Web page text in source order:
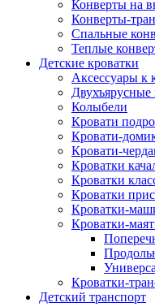
Конверты на
Конверты-
Спальные
Теплые
Детские кроватки
Аксессуары к
Двухъярусные
Колыбели
Кровати
Кровати-
Кровати-
Кроватки
Кроватки
Кроватки
Кроватки-
Кроватки-
Кроватки-
Детский транспорт